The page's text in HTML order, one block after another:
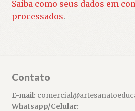
Saiba como seus dados em
processados.
Contato
E-mail:
Whatsapp/Celular: